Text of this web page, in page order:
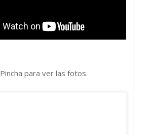
Pincha para ver las fotos.